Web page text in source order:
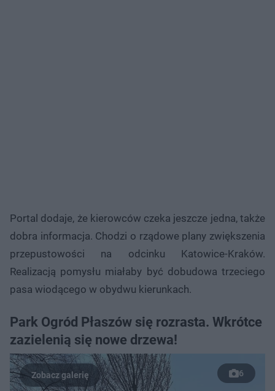
Portal dodaje, że kierowców czeka jeszcze jedna, także
dobra informacja. Chodzi o rządowe plany zwiększenia
przepustowości na odcinku Katowice-Kraków.
Realizacją pomysłu miałaby być dobudowa trzeciego
pasa wiodącego w obydwu kierunkach.
Park Ogród Płaszów się rozrasta. Wkrótce
zazielenią się nowe drzewa!
6